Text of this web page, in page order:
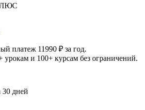
платеж 11990 ₽ за год.
урокам и 100+ курсам без ограничений.
дней